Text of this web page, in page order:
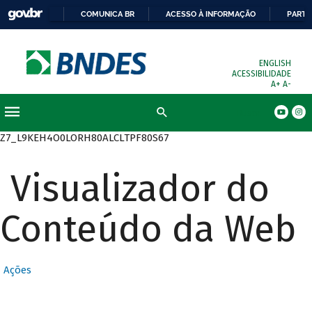
COMUNICA BR ACESSO À INFORMAÇÃO
ENGLISH
ACESSIBILIDADE
A+ A-
Z7_L9KEH4O0LORH80ALCLTPF80S67
Visualizador do
Conteúdo da Web
Ações